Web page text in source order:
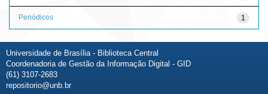
1
Periódicos
Universidade de Brasília - Biblioteca Central
Coordenadoria de Gestão da Informação Digital - GID
(61) 3107-2683
repositorio@unb.br